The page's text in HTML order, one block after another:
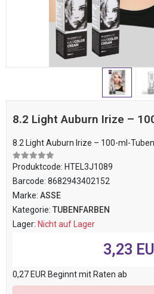
8.2 Light Auburn Irize –
8.2 Light Auburn Irize – 100-ml-
Produktcode: HTEL3J1089
Barcode: 8682943402152
Marke: ASSE
Kategorie: TUBENFARBEN
Lager: Nicht auf Lager
3,23
0,27 EUR Beginnt mit Raten ab